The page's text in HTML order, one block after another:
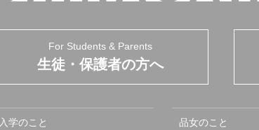
For Students & Parents
生徒・保護者の方へ
入学のこと 品女のこと